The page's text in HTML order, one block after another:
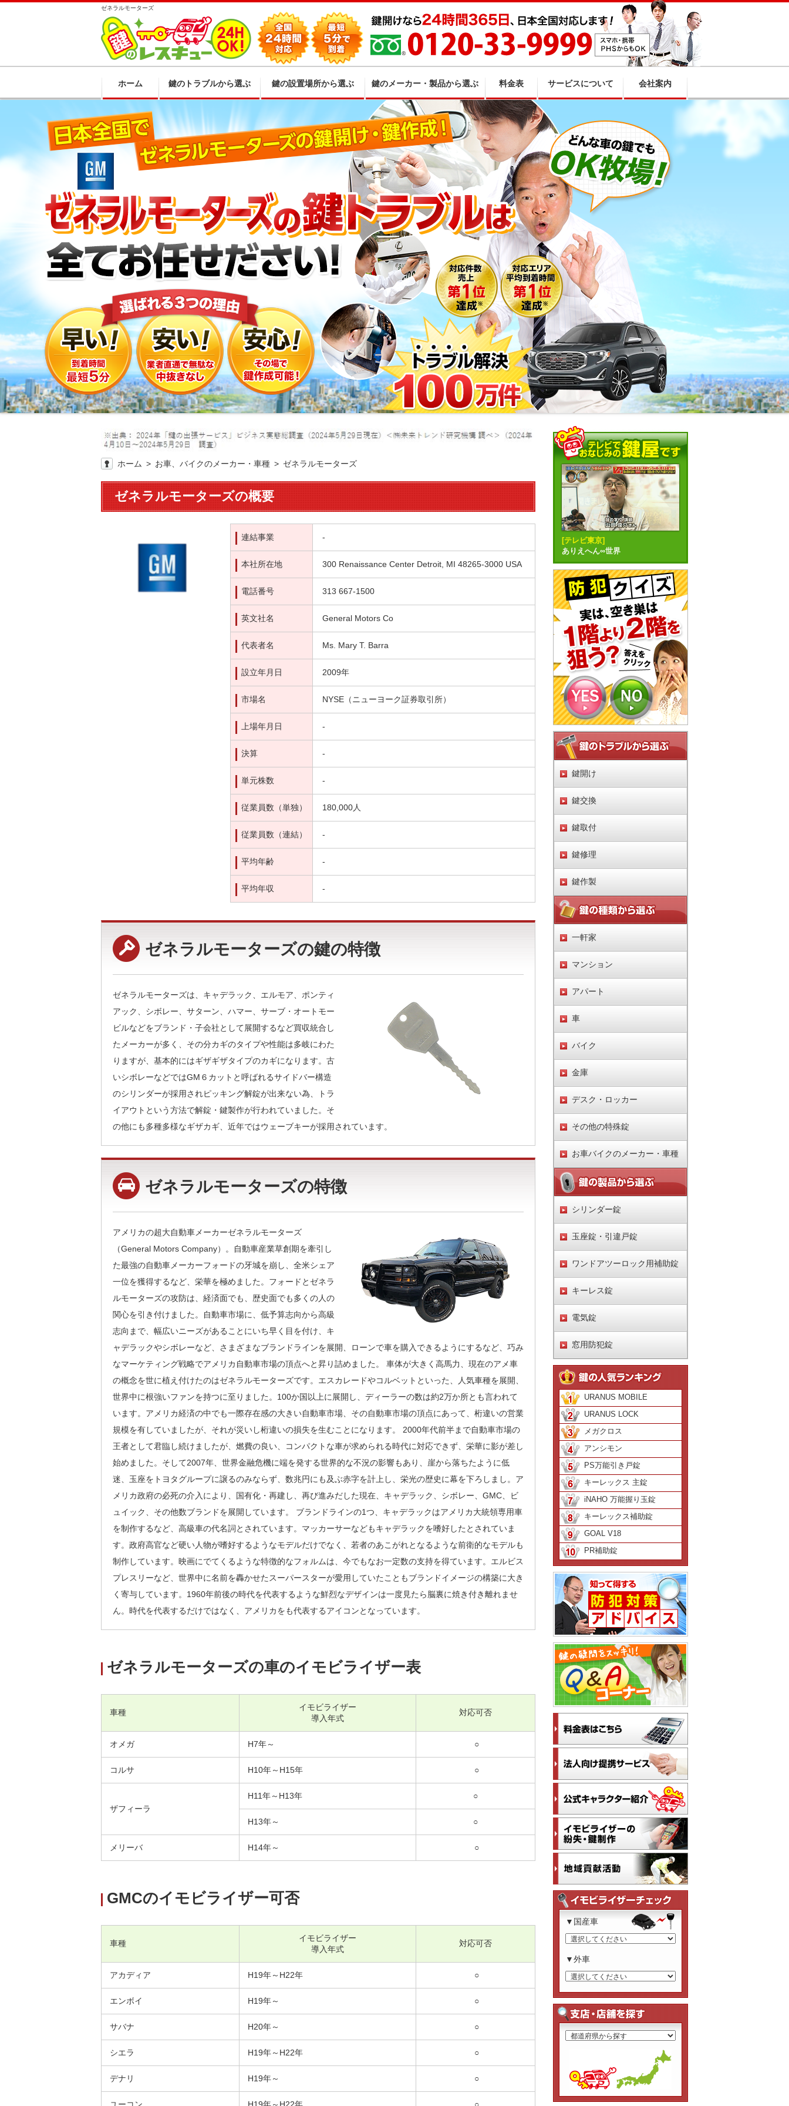
ゼネラルモーターズ
ホーム 鍵のトラブルから選ぶ 鍵の設置場所から選ぶ 鍵のメーカー・製品から選ぶ 料金表 サービスについて 会社案内
ホーム お車、バイクのメーカー・車種 ゼネラルモーターズ
ゼネラルモーターズの概要
連結事業 -
本社所在地 300 Renaissance Center Detroit, MI 48265-3000 USA
電話番号 313 667-1500
英文社名 General Motors Co
代表者名 Ms. Mary T. Barra
設立年月日 2009年
市場名 NYSE（ニューヨーク証券取引所）
上場年月日 -
決算 -
単元株数 -
従業員数（単独） 180,000人
従業員数（連結） -
平均年齢 -
平均年収 -
ゼネラルモーターズの鍵の特徴
ゼネラルモーターズは、キャデラック、エルモア、ポンティ
アック、シボレー、サターン、ハマー、サーブ・オートモー
ビルなどをブランド・子会社として展開するなど買収統合し
たメーカーが多く、その分カギのタイプや性能は多岐にわた
りますが、基本的にはギザギザタイプのカギになります。古
いシボレーなどではGM６カットと呼ばれるサイドバー構造
のシリンダーが採用されピッキング解錠が出来ない為、トラ
イアウトという方法で解錠・鍵製作が行われていました。そ
の他にも多種多様なギザカギ、近年ではウェーブキーが採用されています。
ゼネラルモーターズの特徴
アメリカの超大自動車メーカーゼネラルモーターズ
（General Motors Company）。自動車産業草創期を牽引し
た最強の自動車メーカーフォードの牙城を崩し、全米シェア
一位を獲得するなど、栄華を極めました。フォードとゼネラ
ルモーターズの攻防は、経済面でも、歴史面でも多くの人の
関心を引き付けました。自動車市場に、低予算志向から高級
志向まで、幅広いニーズがあることにいち早く目を付け、キ
ャデラックやシボレーなど、さまざまなブランドラインを展開、ローンで車を購入できるようにするなど、巧み
なマーケティング戦略でアメリカ自動車市場の頂点へと昇り詰めました。 車体が大きく高馬力、現在のアメ車
の概念を世に植え付けたのはゼネラルモーターズです。エスカレードやコルベットといった、人気車種を展開、
世界中に根強いファンを持つに至りました。100か国以上に展開し、ディーラーの数は約2万か所とも言われて
います。アメリカ経済の中でも一際存在感の大きい自動車市場、その自動車市場の頂点にあって、桁違いの営業
規模を有していましたが、それが災いし桁違いの損失を生むことになります。 2000年代前半まで自動車市場の
王者として君臨し続けましたが、燃費の良い、コンパクトな車が求められる時代に対応できず、栄華に影が差し
始めました。そして2007年、世界金融危機に端を発する世界的な不況の影響もあり、崖から落ちたように低
迷、玉座をトヨタグループに譲るのみならず、数兆円にも及ぶ赤字を計上し、栄光の歴史に幕を下ろしまし。ア
メリカ政府の必死の介入により、国有化・再建し、再び進みだした現在、キャデラック、シボレー、GMC、ビ
ュイック、その他数ブランドを展開しています。 ブランドラインの1つ、キャデラックはアメリカ大統領専用車
を制作するなど、高級車の代名詞とされています。マッカーサーなどもキャデラックを嗜好したとされていま
す。政府高官など硬い人物が嗜好するようなモデルだけでなく、若者のあこがれとなるような前衛的なモデルも
制作しています。映画にでてくるような特徴的なフォルムは、今でもなお一定数の支持を得ています。エルビス
プレスリーなど、世界中に名前を轟かせたスーパースターが愛用していたこともブランドイメージの構築に大き
く寄与しています。1960年前後の時代を代表するような鮮烈なデザインは一度見たら脳裏に焼き付き離れませ
ん。時代を代表するだけではなく、アメリカをも代表するアイコンとなっています。
ゼネラルモーターズの車のイモビライザー表
車種
イモビライザー
導入年式
対応可否
オメガ H7年～ ○
コルサ H10年～H15年 ○
ザフィーラ
H11年～H13年 ○
H13年～ ○
メリーバ H14年～ ○
GMCのイモビライザー可否
車種
イモビライザー
導入年式
対応可否
アカディア H19年～H22年 ○
エンボイ H19年～ ○
サバナ H20年～ ○
シエラ H19年～H22年 ○
デナリ H19年～ ○
[日本テレビ]
ニノさん
鍵開け
鍵交換
鍵取付
鍵修理
鍵作製
一軒家
マンション
アパート
車
バイク
金庫
デスク・ロッカー
その他の特殊錠
お車バイクのメーカー・車種
シリンダー錠
玉座錠・引違戸錠
ワンドアツーロック用補助錠
キーレス錠
電気錠
窓用防犯錠
URANUS MOBILE
URANUS LOCK
メガクロス
アンシモン
PS万能引き戸錠
キーレックス 主錠
iNAHO 万能握り玉錠
キーレックス補助錠
GOAL V18
PR補助錠
▼国産車
▼外車